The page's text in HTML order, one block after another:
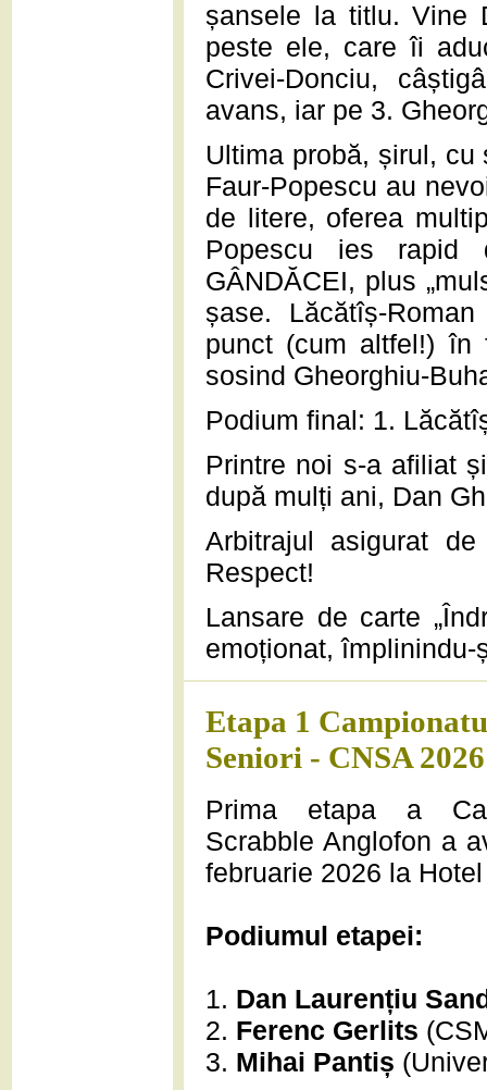
șansele la titlu. Vine
peste ele, care îi
Crivei-Donciu,
avans, iar pe 3.
Ultima probă, șirul,
Faur-Popescu au
de litere, oferea
Popescu ies rapid
GÂNDĂCEI, plus
șase. Lăcătîș-
punct (cum altfel!) în
sosind Gheorghiu-
Podium final: 1.
Printre noi s-a afiliat
după mulți ani, Dan
Arbitrajul asigurat
Respect!
Lansare de carte
emoționat,
Etapa 1
Seniori - CNSA 2026
Prima etapa a
Scrabble Anglofon a
februarie 2026 la
Podiumul etapei:
1. Dan Laurențiu
2. Ferenc Gerlits
3. Mihai Pantiș